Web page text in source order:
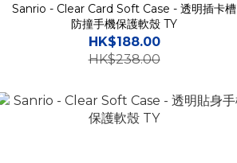
Sanrio - Clear Card Soft Case - 透明插卡槽
防撞手機保護軟殼 TY
HK$188.00
HK$238.00